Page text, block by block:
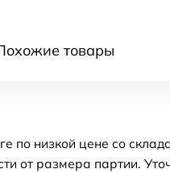
товары
по низкой цене со
от размера партии.